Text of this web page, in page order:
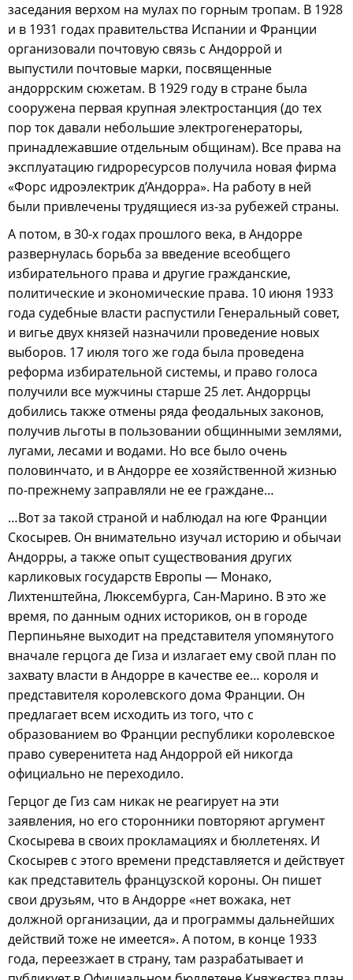
заседания верхом на мулах по горным тропам. В 1928
и в 1931 годах правительства Испании и Франции
организовали почтовую связь с Андоррой и
выпустили почтовые марки, посвященные
андоррским сюжетам. В 1929 году в стране была
сооружена первая крупная электростанция (до тех
пор ток давали небольшие электрогенераторы,
принадлежавшие отдельным общинам). Все права на
эксплуатацию гидроресурсов получила новая фирма
«Форс идроэлектрик д’Андорра». На работу в ней
были привлечены трудящиеся из-за рубежей страны.
А потом, в 30-х годах прошлого века, в Андорре
развернулась борьба за введение всеобщего
избирательного права и другие гражданские,
политические и экономические права. 10 июня 1933
года судебные власти распустили Генеральный совет,
и вигье двух князей назначили проведение новых
выборов. 17 июля того же года была проведена
реформа избирательной системы, и право голоса
получили все мужчины старше 25 лет. Андоррцы
добились также отмены ряда феодальных законов,
получив льготы в пользовании общинными землями,
лугами, лесами и водами. Но все было очень
половинчато, и в Андорре ее хозяйственной жизнью
по-прежнему заправляли не ее граждане…
…Вот за такой страной и наблюдал на юге Франции
Скосырев. Он внимательно изучал историю и обычаи
Андорры, а также опыт существования других
карликовых государств Европы — Монако,
Лихтенштейна, Люксембурга, Сан-Марино. В это же
время, по данным одних историков, он в городе
Перпиньяне выходит на представителя упомянутого
вначале герцога де Гиза и излагает ему свой план по
захвату власти в Андорре в качестве ее… короля и
представителя королевского дома Франции. Он
предлагает всем исходить из того, что с
образованием во Франции республики королевское
право суверенитета над Андоррой ей никогда
официально не переходило.
Герцог де Гиз сам никак не реагирует на эти
заявления, но его сторонники повторяют аргумент
Скосырева в своих прокламациях и бюллетенях. И
Скосырев с этого времени представляется и действует
как представитель французской короны. Он пишет
свои друзьям, что в Андорре «нет вожака, нет
должной организации, да и программы дальнейших
действий тоже не имеется». А потом, в конце 1933
года, переезжает в страну, там разрабатывает и